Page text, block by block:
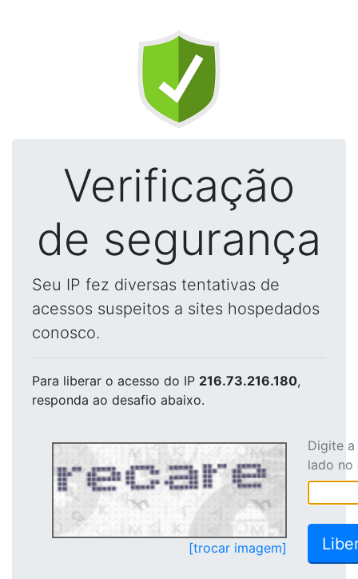
Verificação
de segurança
Seu IP fez diversas tentativas de
acessos suspeitos a sites hospedados
conosco.
Para liberar o acesso do IP 216.73.216.180,
responda ao desafio abaixo.
[trocar imagem]
Digite
lado no